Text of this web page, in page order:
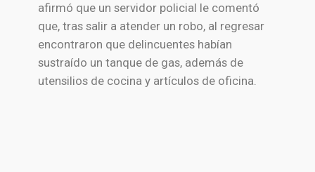
afirmó que un servidor policial le comentó
que, tras salir a atender un robo, al regresar
encontraron que delincuentes habían
sustraído un tanque de gas, además de
utensilios de cocina y artículos de oficina.